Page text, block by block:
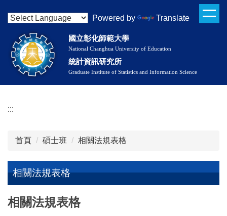
到
內
Powered by Translate
國立彰化師範大學
National Changhua University of Education
統計資訊研究所
Graduate Institute of Statistics and Information Science
:::
首頁 碩士班 相關法規表格
相關法規表格
相關法規表格
相關法規表格